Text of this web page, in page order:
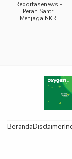
Reportasenews -
Peran Santri
Menjaga NKRI
BerandaDisclaimer